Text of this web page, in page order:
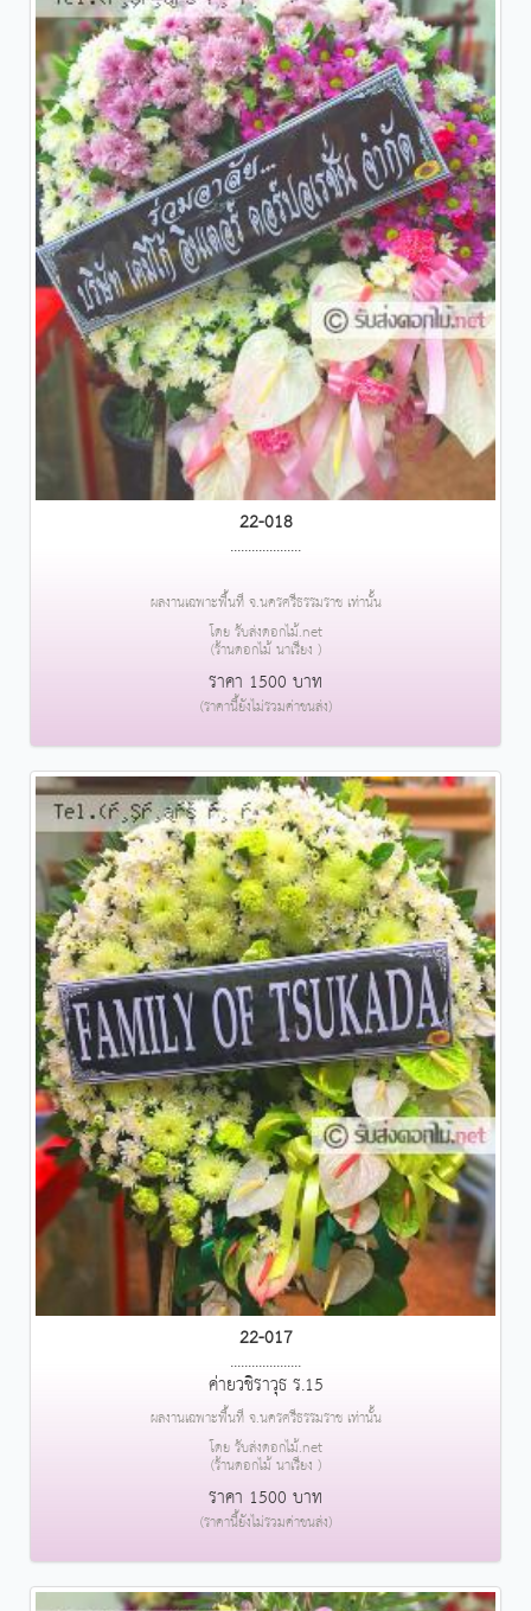
22-018
....................
ผลงานเฉพาะพื้นที่ จ.นครศรีธรรมราช เท่านั้น
โดย รับส่งดอกไม้.net
(ร้านดอกไม้ นาเรียง )
ราคา 1500 บาท
(ราคานี้ยังไม่รวมค่าขนส่ง)
22-017
....................
ค่ายวชิราวุธ ร.15
ผลงานเฉพาะพื้นที่ จ.นครศรีธรรมราช เท่านั้น
โดย รับส่งดอกไม้.net
(ร้านดอกไม้ นาเรียง )
ราคา 1500 บาท
(ราคานี้ยังไม่รวมค่าขนส่ง)